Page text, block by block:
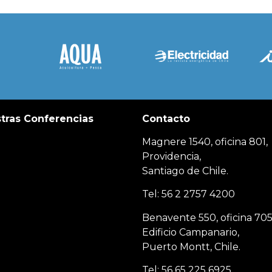
Conferencias Contacto
Magnere 1540, oficina 801,
Providencia,
Santiago de Chile.
Tel: 56 2 2757 4200
Benavente 550, oficina
Edificio Campanario,
Puerto Montt, Chile.